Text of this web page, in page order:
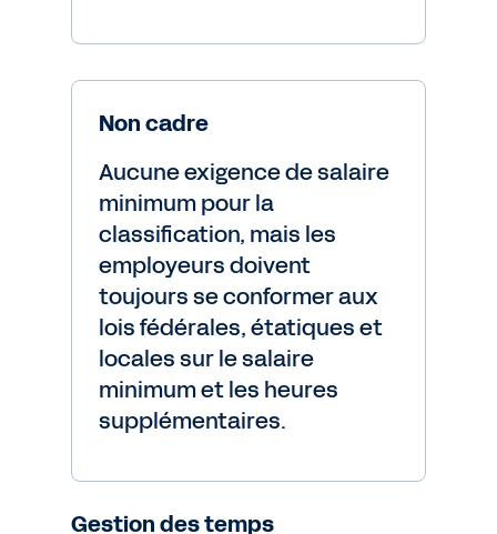
Non cadre
Aucune exigence de salaire
minimum pour la
classification, mais les
employeurs doivent
toujours se conformer aux
lois fédérales, étatiques et
locales sur le salaire
minimum et les heures
supplémentaires.
Gestion des temps